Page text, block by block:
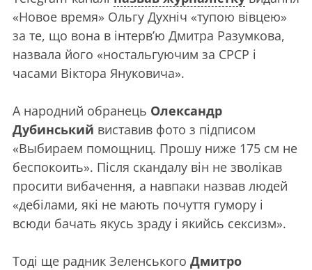
«Новое время» Ольгу Духніч «тупою вівцею»
за те, що вона в інтерв’ю Дмитра Разумкова,
назвала його «ностальгуючим за СРСР і
часами Віктора Януковича».
А народний обранець Олександр
Дубинський виставив фото з підписом
«Выбираем помощниц. Прошу ниже 175 см не
беспокоить». Після скандалу він не зволікав
просити вибачення, а навпаки назвав людей
«дебілами, які не мають почуття гумору і
всюди бачать якусь зраду і якийсь сексизм».
Тоді ще радник Зеленського Дмитро